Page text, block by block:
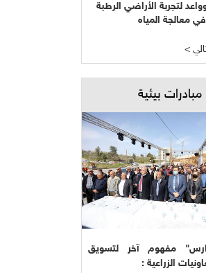
لتجربة الأراضي الرطبة
معالجة المياه
مبادرات بيئية
مفهوم آخر لتسويق
الزراعية :